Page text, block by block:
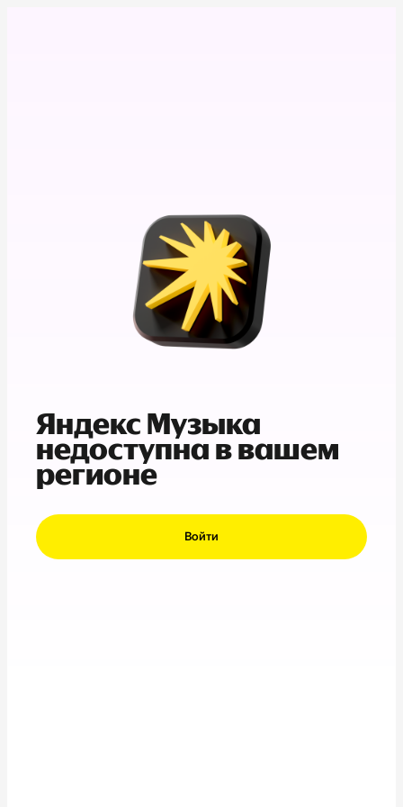
Яндекс Музыка
недоступна в вашем
регионе
Войти